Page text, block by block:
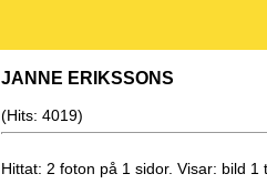
JANNE ERIKSSONS
(Hits: 4019)
Hittat: 2 foton på 1 sidor. Visar: bild 1